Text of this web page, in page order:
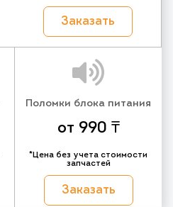
Заказать
Поломки блока питания
от 990 ₸
*Цена без учета стоимости
запчастей
Заказать